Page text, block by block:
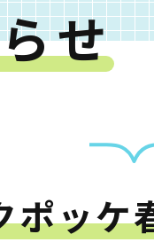
せ
ポッケ
書検索・マイペー